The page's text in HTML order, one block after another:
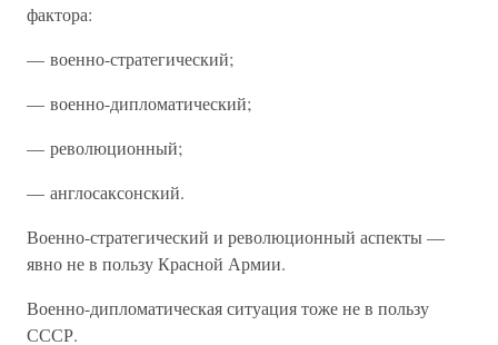
фактора:
— военно-стратегический;
— военно-дипломатический;
— революционный;
— англосаксонский.
Военно-стратегический и революционный аспекты —
явно не в пользу Красной Армии.
Военно-дипломатическая ситуация тоже не в пользу
СССР.